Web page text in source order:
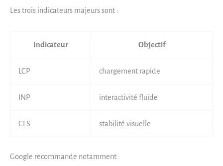
Les trois indicateurs majeurs sont :
Indicateur Objectif
LCP chargement rapide
INP interactivité fluide
CLS stabilité visuelle
Google recommande notamment :